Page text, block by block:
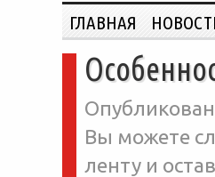
ГЛАВНАЯ
Вы можете
ленту и